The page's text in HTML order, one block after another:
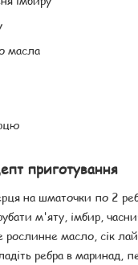
масла
приготування
на шматочки по 2
м'яту, імбир,
масло, сік
ребра в маринад,